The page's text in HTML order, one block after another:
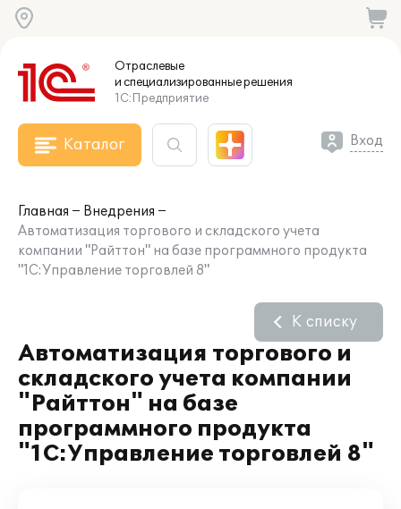
Отраслевые
и специализированныерешения
1С:Предприятие
Каталог Вход
Главная
Внедрения
Автоматизация торгового и складского учета
компании "Райттон" на базе программного продукта
"1С:Управление торговлей 8"
Автоматизация торгового и
складского учета компании
"Райттон" на базе
программного продукта
"1С:Управление торговлей 8"
К списку